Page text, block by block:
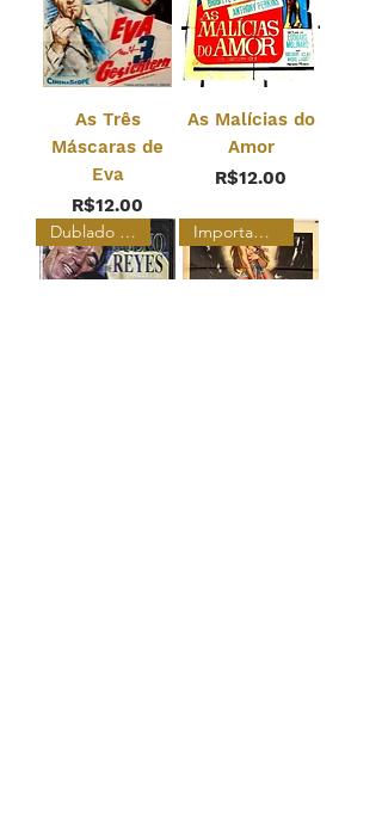
As Três
Máscaras de
Eva
Price
R$12.00
As Malícias do
Amor
Price
R$12.00
Dublado Raridade Importado Original